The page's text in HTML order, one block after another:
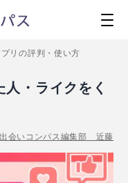
プリの評判・使い方
・ライクをく
出会いコンパス編集部 近藤